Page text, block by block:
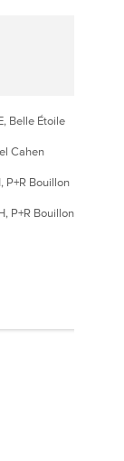
Belle Étoile
Cahen
P+R Bouillon
P+R Bouillon